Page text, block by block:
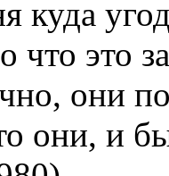
куда
что это
они
они, и